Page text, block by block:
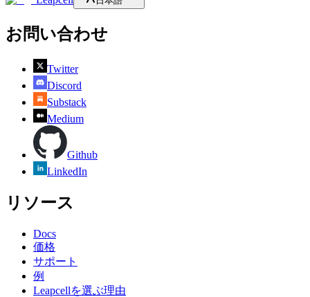
お問い合わせ
Twitter
Discord
Substack
Medium
Github
LinkedIn
リソース
Docs
価格
サポート
例
Leapcellを選ぶ理由